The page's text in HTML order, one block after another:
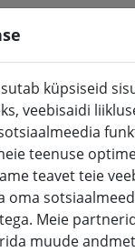
ja valgustus
küpsiseid
veebisaidi
teenuse
teavet teie
oma
Meie
muude